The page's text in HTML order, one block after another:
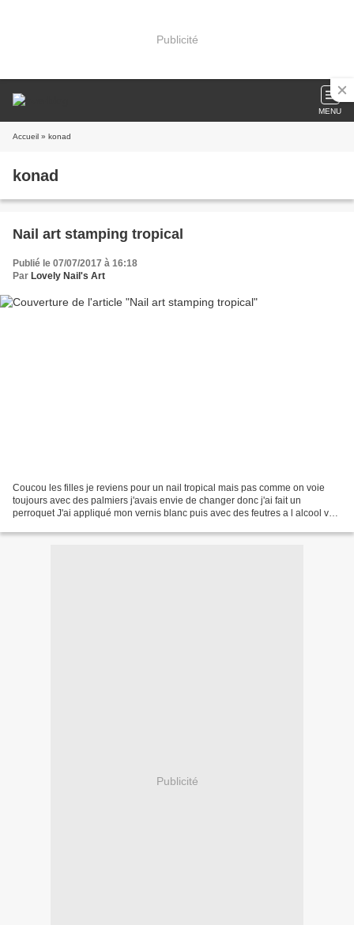
Publicité
MENU
Accueil » konad
konad
Nail art stamping tropical
Publié le 07/07/2017 à 16:18
Par Lovely Nail's Art
Coucou les filles je reviens pour un nail tropical mais pas comme on voie
toujours avec des palmiers j'avais envie de changer donc j'ai fait un
perroquet J'ai appliqué mon vernis blanc puis avec des feutres a l alcool vert
Publicité